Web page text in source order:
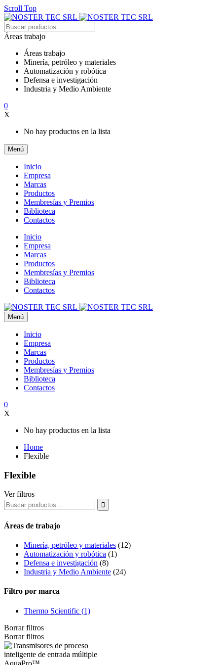
Scroll Top
Áreas trabajo
Áreas trabajo
Minería, petróleo y materiales
Automatización y robótica
Defensa e investigación
Industria y Medio Ambiente
0
X
No hay productos en la lista
Menú
Inicio
Empresa
Marcas
Productos
Membresías y Premios
Biblioteca
Contactos
Inicio
Empresa
Marcas
Productos
Membresías y Premios
Biblioteca
Contactos
Menú
Inicio
Empresa
Marcas
Productos
Membresías y Premios
Biblioteca
Contactos
0
X
No hay productos en la lista
Home
Flexible
Flexible
Ver filtros

Áreas de trabajo
Minería, petróleo y materiales (12)
Automatización y robótica (1)
Defensa e investigación (8)
Industria y Medio Ambiente (24)
Filtro por marca
Thermo Scientific (1)
Borrar filtros
Borrar filtros